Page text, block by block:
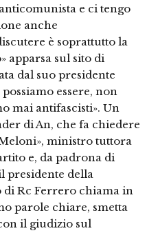
e ci tengo
anche
è soprattutto la
apparsa sul sito di
dal suo presidente
essere, non
mai antifascisti». Un
di An, che fa chiedere
ministro tuttora
e, da padrona di
presidente della
di Rc Ferrero chiama in
parole chiare, smetta
il giudizio sul